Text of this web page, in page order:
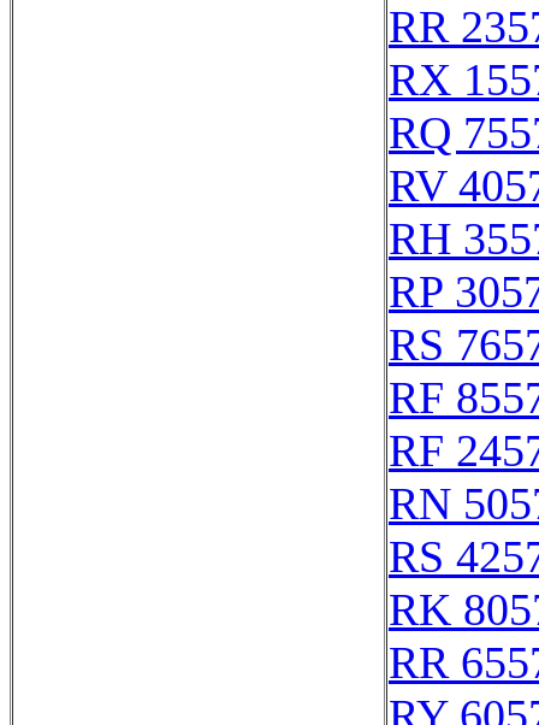
RR
RX
RQ
RV
RH
RP
RS
RF
RF
RN
RS
RK
RR